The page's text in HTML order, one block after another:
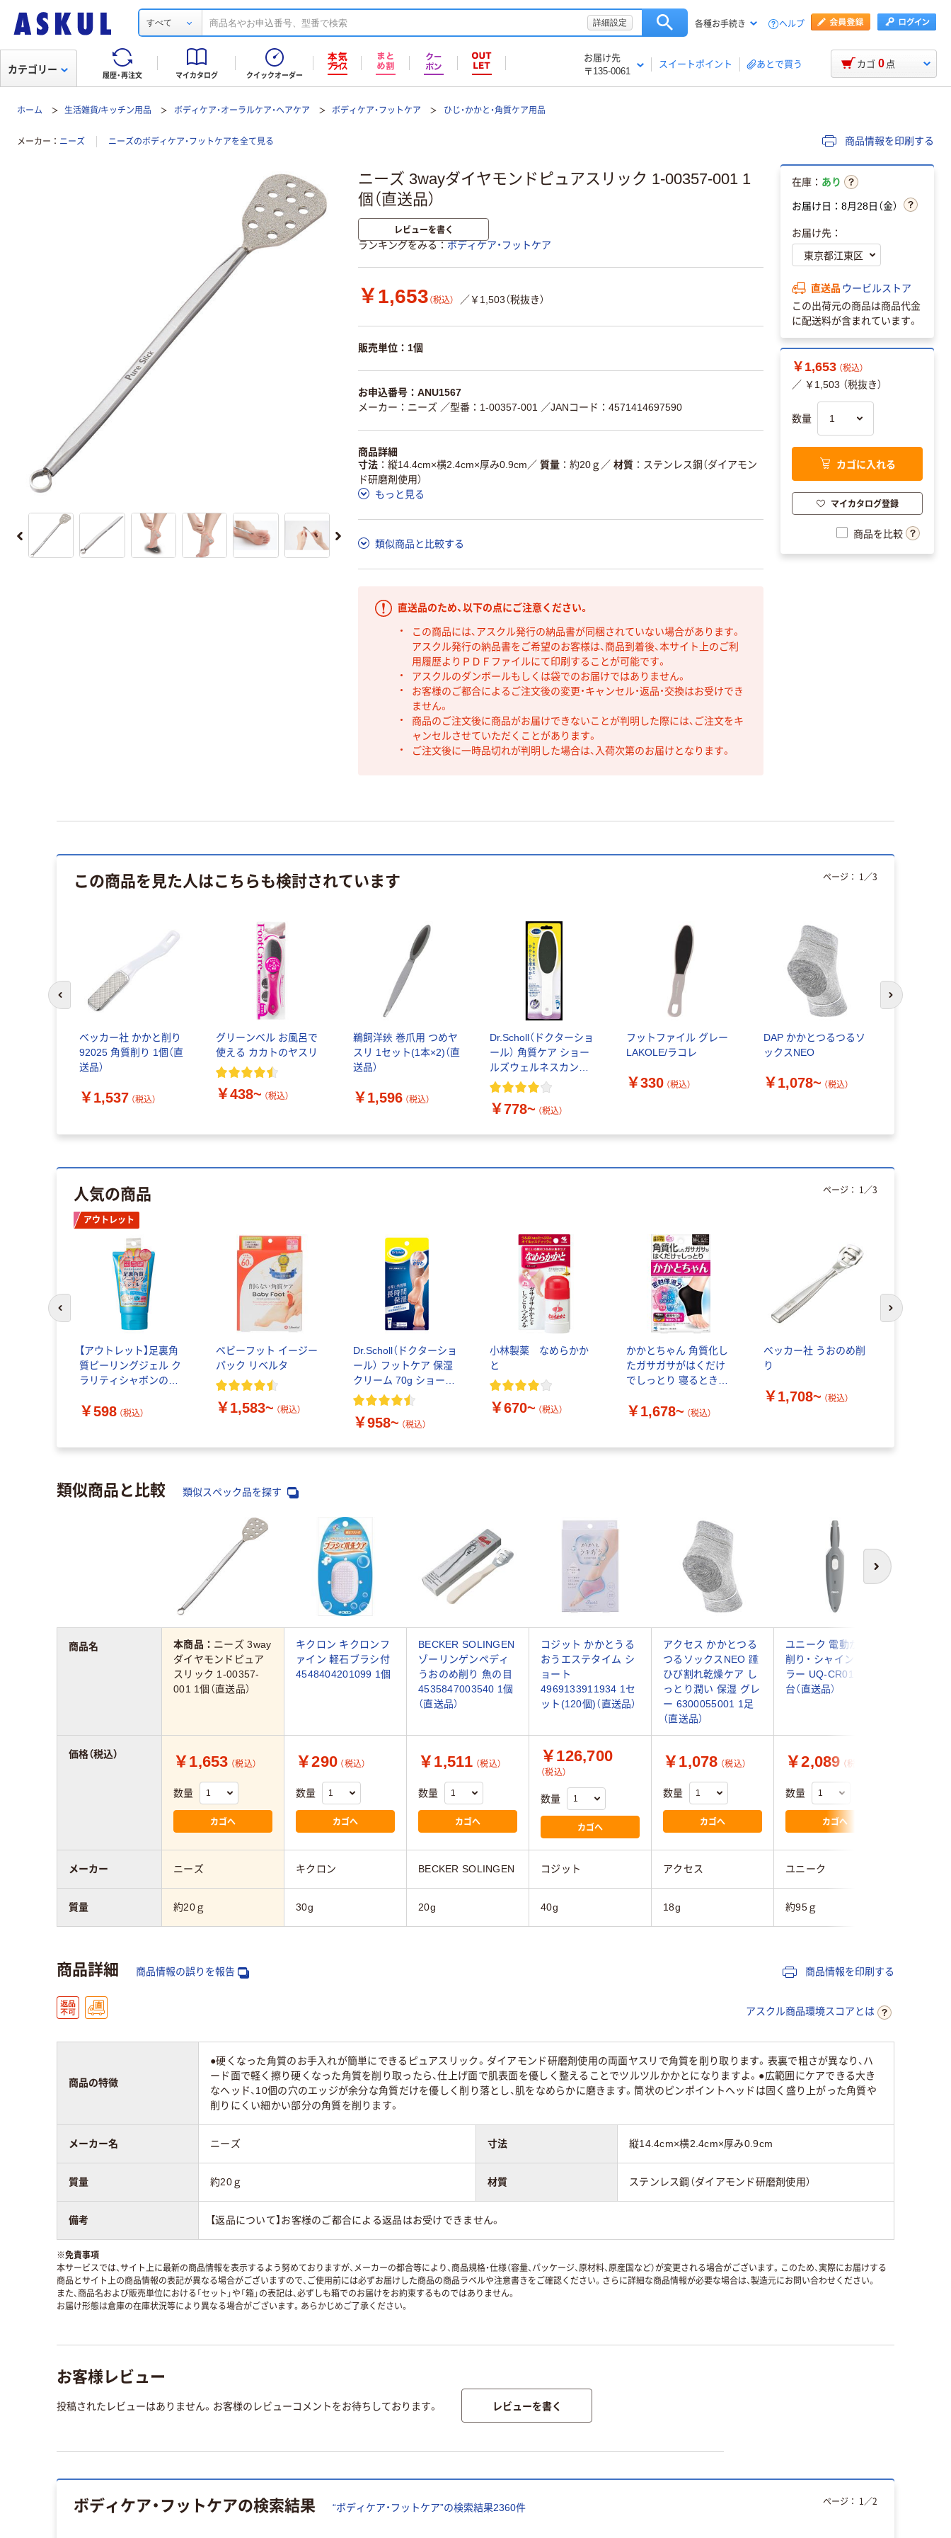
すべて 詳細設定 各種お手続き ヘルプ
履歴・再注文 マイカタログ クイックオーダー
お届け先
〒135-0061
スイートポイント あとで買う
カテゴリー カゴ 0 点
ホーム 生活雑貨/キッチン用品 ボディケア・オーラルケア・ヘアケア ボディケア・フットケア ひじ・かかと・角質ケア用品
メーカー ニーズ ニーズのボディケア・フットケアを全て見る 商品情報を印刷する
ニーズ 3wayダイヤモンドピュアスリック 1-00357-001 1
個（直送品）
レビューを書く
ランキングをみる ボディケア・フットケア
￥1,653 （税込） ／￥1,503（税抜き）
販売単位：1個
お申込番号：ANU1567
メーカー：ニーズ ／型番：1-00357-001 ／JANコード：4571414697590
商品詳細
寸法
縦14.4cm×横2.4cm×厚み0.9cm ／ 質量 約20ｇ ／ 材質
ステンレス鋼（ダイアモン
ド研磨剤使用）
もっと見る
類似商品と比較する
直送品のため、以下の点にご注意ください。
この商品には、アスクル発行の納品書が同梱されていない場合があります。
アスクル発行の納品書をご希望のお客様は、商品到着後、本サイト上のご利
用履歴よりＰＤＦファイルにて印刷することが可能です。
アスクルのダンボールもしくは袋でのお届けではありません。
お客様のご都合によるご注文後の変更・キャンセル・返品・交換はお受けでき
ません。
商品のご注文後に商品がお届けできないことが判明した際には、ご注文をキ
ャンセルさせていただくことがあります。
ご注文後に一時品切れが判明した場合は、入荷次第のお届けとなります。
在庫： あり
お届け日：8月28日（金）
お届け先：
直送品 ウービルストア
この出荷元の商品は商品代金
に配送料が含まれています。
￥1,653 （税込）
／ ￥1,503 （税抜き）
数量
カゴに入れる
マイカタログ登録
商品を比較
この商品を見た人はこちらも検討されています
ベッカー社 かかと削り
92025 角質削り 1個（直
送品）
￥1,537 （税込）
グリーンベル お風呂で
使える カカトのヤスリ
￥438~ （税込）
鵜飼洋鋏 巻爪用 つめヤ
スリ 1セット(1本×2)（直
送品）
￥1,596 （税込）
Dr.Scholl（ドクターショ
ール） 角質ケア ショー
ルズウェルネスカンパ
ニー
￥778~ （税込）
フットファイル グレー
LAKOLE/ラコレ
￥330 （税込）
DAP かかとつるつるソ
ックスNEO
￥1,078~ （税込）
ページ： 1 ／3
前のスライドへ 次のスライド
人気の商品
アウトレット
【アウトレット】足裏角
質ピーリングジェル ク
ラリティシャボンの香
ブリユー） ドウシシャ
￥598 （税込）
ベビーフット イージー
パック リベルタ
￥1,583~ （税込）
Dr.Scholl（ドクターショ
ール） フットケア 保湿
クリーム 70g ショール
ズウェルネスカンパニ
￥958~ （税込）
小林製薬 なめらかか
と
￥670~ （税込）
かかとちゃん 角質化し
たガサガサがはくだけ
でしっとり 寝るときの
林製薬
￥1,678~ （税込）
ベッカー社 うおのめ削
り
￥1,708~ （税込）
ページ： 1 ／3
前のスライドへ 次のスライド
類似商品と比較 類似スペック品を探す
次へ
本商品： ニーズ 3way
ダイヤモンドピュア
スリック 1-00357-
001 1個（直送品）
キクロン キクロンフ
ァイン 軽石ブラシ付
4548404201099 1個
BECKER SOLINGEN
ゾーリンゲンペディ
うおのめ削り 魚の目
4535847003540 1個
（直送品）
コジット かかとうる
おうエステタイム シ
ョート
4969133911934 1セ
ット(120個)（直送品）
アクセス かかとつる
つるソックスNEO 踵
ひび割れ乾燥ケア し
っとり潤い 保湿 グレ
ー 6300055001 1足
（直送品）
ユニーク 電動かかと
削り・ シャインロー
ラー UQ-CR01GR 1
台（直送品）
￥1,653 （税込）
数量
カゴへ
￥290 （税込）
数量
カゴへ
￥1,511 （税込）
数量
カゴへ
￥126,700
（税込）
数量
カゴへ
￥1,078 （税込）
数量
カゴへ
￥2,089 （税込）
数量
カゴへ
ニーズ キクロン BECKER SOLINGEN コジット アクセス ユニーク
約20ｇ 30g 20g 40g 18g 約95ｇ
商品名
価格（税込）
メーカー
質量
商品詳細 商品情報の誤りを報告 商品情報を印刷する
アスクル商品環境スコアとは
商品の特徴
●硬くなった角質のお手入れが簡単にできるピュアスリック。ダイアモンド研磨剤使用の両面ヤスリで角質を削り取ります。表裏で粗さが異なり、ハ
ード面で軽く擦り硬くなった角質を削り取ったら、仕上げ面で肌表面を優しく整えることでツルツルかかとになりますよ。●広範囲にケアできる大き
なヘッド、10個の穴のエッジが余分な角質だけを優しく削り落とし、肌をなめらかに磨きます。筒状のピンポイントヘッドは固く盛り上がった角質や
削りにくい細かい部分の角質を削ります。
メーカー名 ニーズ 寸法 縦14.4cm×横2.4cm×厚み0.9cm
質量 約20ｇ 材質 ステンレス鋼（ダイアモンド研磨剤使用）
備考 【返品について】お客様のご都合による返品はお受けできません。
※免責事項
本サービスでは、サイト上に最新の商品情報を表示するよう努めておりますが、メーカーの都合等により、商品規格・仕様（容量、パッケージ、原材料、原産国など）が変更される場合がございます。このため、実際にお届けする
商品とサイト上の商品情報の表記が異なる場合がございますので、ご使用前には必ずお届けした商品の商品ラベルや注意書きをご確認ください。さらに詳細な商品情報が必要な場合は、製造元にお問い合わせください。
また、商品名および販売単位における「セット」や「箱」の表記は、必ずしも箱でのお届けをお約束するものではありません。
お届け形態は倉庫の在庫状況等により異なる場合がございます。あらかじめご了承ください。
お客様レビュー
投稿されたレビューはありません。お客様のレビューコメントをお待ちしております。 レビューを書く
ボディケア・フットケアの検索結果 “ボディケア・フットケア”の検索結果2360件
ページ： 1 ／2